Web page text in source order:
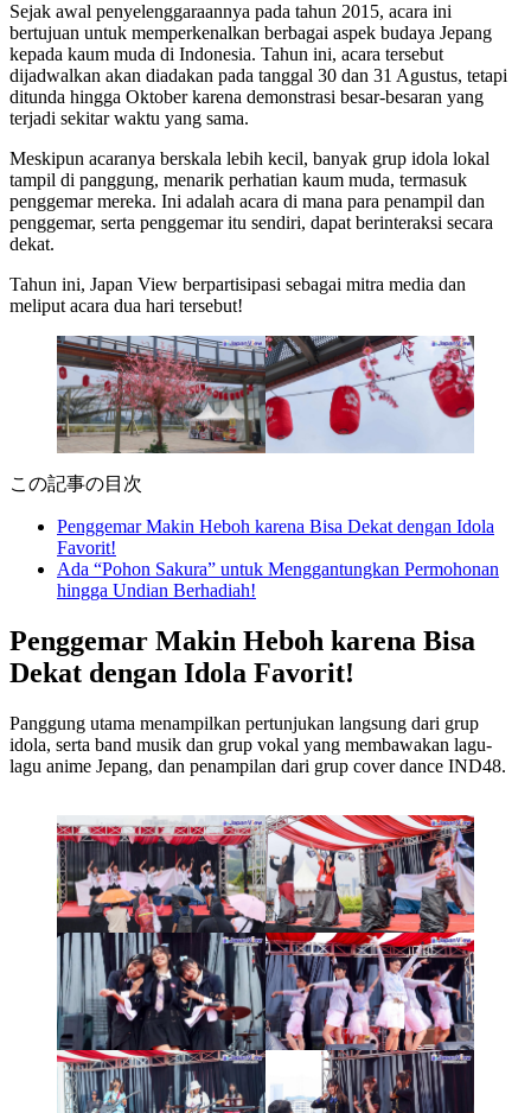
Sejak awal penyelenggaraannya pada tahun 2015, acara ini
bertujuan untuk memperkenalkan berbagai aspek budaya Jepang
kepada kaum muda di Indonesia. Tahun ini, acara tersebut
dijadwalkan akan diadakan pada tanggal 30 dan 31 Agustus, tetapi
ditunda hingga Oktober karena demonstrasi besar-besaran yang
terjadi sekitar waktu yang sama.
Meskipun acaranya berskala lebih kecil, banyak grup idola lokal
tampil di panggung, menarik perhatian kaum muda, termasuk
penggemar mereka. Ini adalah acara di mana para penampil dan
penggemar, serta penggemar itu sendiri, dapat berinteraksi secara
dekat.
Tahun ini, Japan View berpartisipasi sebagai mitra media dan
meliput acara dua hari tersebut!
この記事の目次
Penggemar Makin Heboh karena Bisa Dekat dengan Idola
Favorit!
Ada “Pohon Sakura” untuk Menggantungkan Permohonan
hingga Undian Berhadiah!
Penggemar Makin Heboh karena Bisa
Dekat dengan Idola Favorit!
Panggung utama menampilkan pertunjukan langsung dari grup
idola, serta band musik dan grup vokal yang membawakan lagu-
lagu anime Jepang, dan penampilan dari grup cover dance IND48.